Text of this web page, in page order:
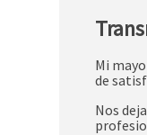
Mi
de
Nos